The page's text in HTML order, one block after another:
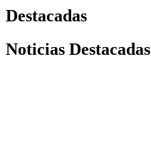
Destacadas
Noticias Destacadas